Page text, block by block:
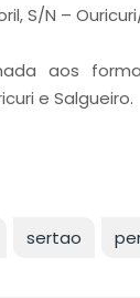
S/N –
aos
e Salgueiro.
sertao